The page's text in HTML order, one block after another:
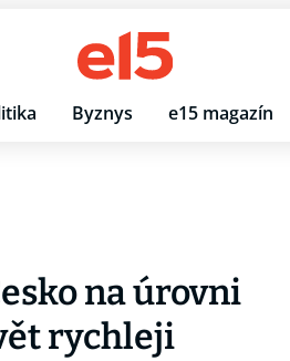
Byznys e15 magazín
na úrovni
rychleji